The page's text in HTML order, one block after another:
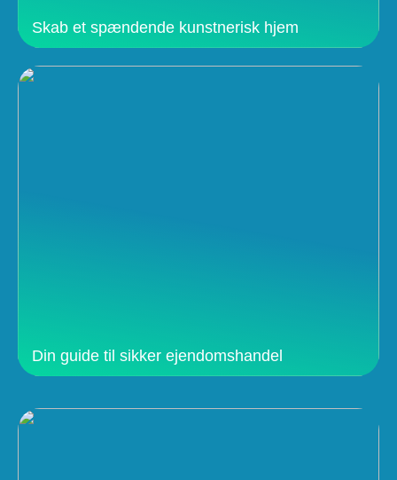
Skab et spændende kunstnerisk hjem
Din guide til sikker ejendomshandel